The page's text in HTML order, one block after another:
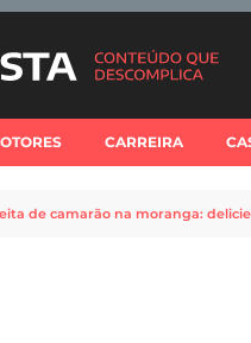
CARREIRA
de camarão na moranga: